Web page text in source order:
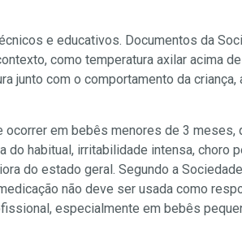
e educativos. Documentos da
como temperatura axilar acima de
junto com o comportamento da
em bebês menores de 3 meses,
habitual, irritabilidade intensa, choro
do estado geral. Segundo a
não deve ser usada como
especialmente em bebês